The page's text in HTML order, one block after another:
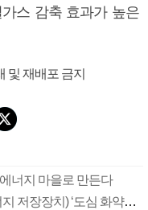
스 감축 효과가 높은
및 재배포 금지
너지 마을로 만든다
신재생에너지 보급 확대 속 ESS(에너지 저장장치) ‘도심 화약고’ 신세